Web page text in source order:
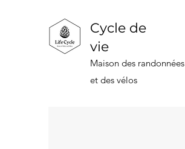
Cycle de
vie
Maison des randonnées
et des vélos